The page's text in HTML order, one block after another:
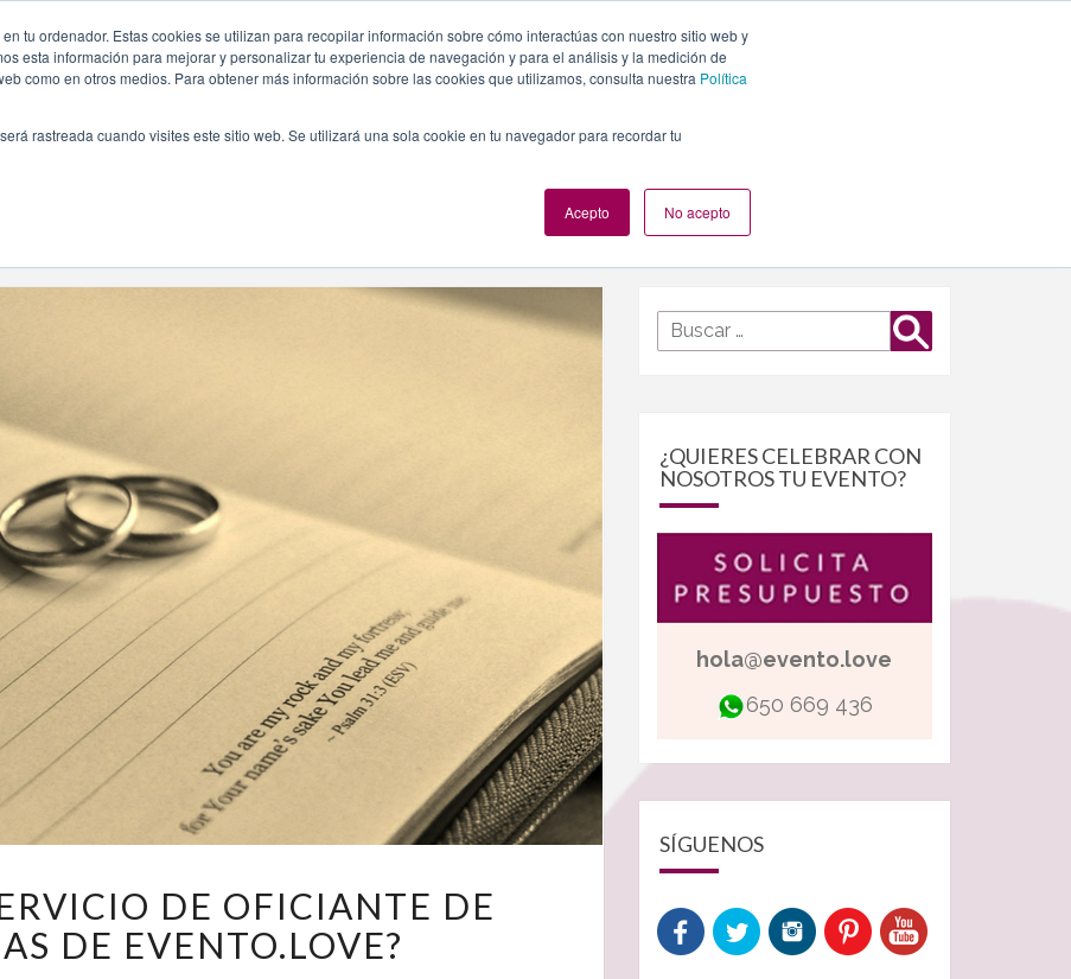
tu ordenador. Estas cookies se utilizan para recopilar información sobre cómo interactúas con nuestro sitio web y
esta información para mejorar y personalizar tu experiencia de navegación y para el análisis y la medición de
como en otros medios. Para obtener más información sobre las cookies que utilizamos, consulta nuestra Política
rastreada cuando visites este sitio web. Se utilizará una sola cookie en tu navegador para recordar tu
Acepto No acepto
INICIO QUIÉNES SOMOS TE OFRECEMOS PLANES NUESTROS EVENTOS
EL
SERVICIO
DE
DE OFICIANTE DE
DE EVENTO.LOVE?
Buscar
por:
Buscar
¿QUIERES CELEBRAR CON
NOSOTROS TU EVENTO?
hola@evento.love
650 669 436
SÍGUENOS